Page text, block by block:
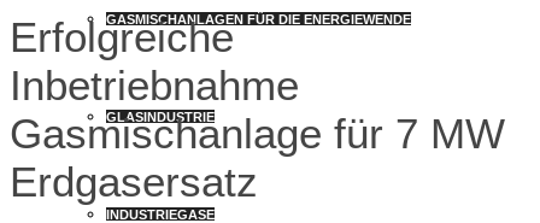
GASMISCHANLAGEN FÜR DIE ENERGIEWENDE
GLASINDUSTRIE
INDUSTRIEGASE
Erfolgreiche
Inbetriebnahme
Gasmischanlage für 7 MW
Erdgasersatz